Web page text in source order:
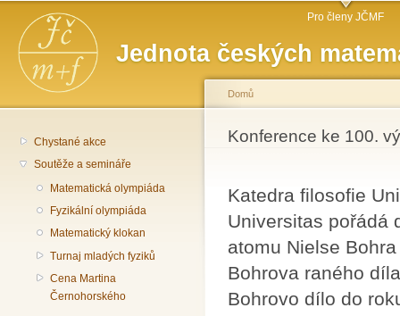
Jednota českých
Hlavní menu Pro členy JČMF
Chystané akce
Soutěže a semináře
Matematická olympiáda
Fyzikální olympiáda
Matematický klokan
Turnaj mladých fyziků
Cena Martina
Černohorského
Jste zde
Domů
Konference ke 100.
Katedra filosofie
Universitas pořádá
atomu Nielse
Bohrova raného
Bohrovo dílo do